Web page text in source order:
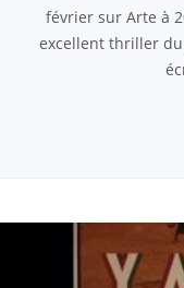
février sur Arte à
excellent thriller du